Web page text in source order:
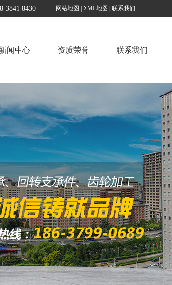
3841-8430 网站地图 XML地图 联系我们
新闻中心 资质荣誉 联系我们